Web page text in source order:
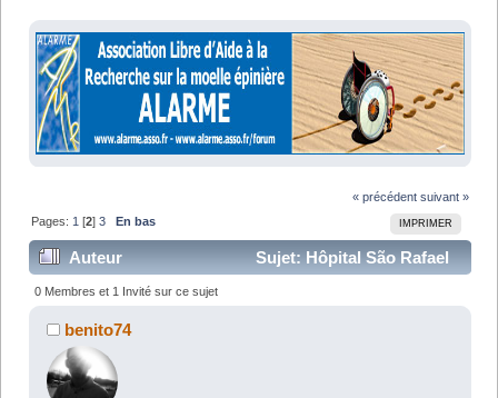
« précédent suivant »
IMPRIMER
Pages: 1 [2]3 En bas
Auteur
Sujet: Hôpital São Rafael
(Brésil) - cellules souches mésenchymateuses +
hormones & vit (Lu 51908 fois)
0 Membres et 1 Invité sur ce sujet
benito74